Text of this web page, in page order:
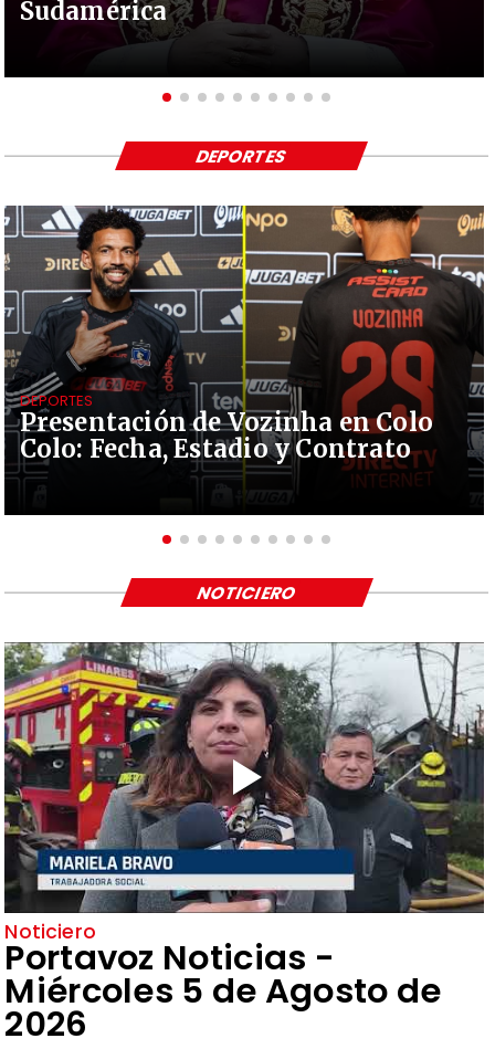
Sudamérica
Presentación de Vozinha en Colo
Colo: Fecha, Estadio y Contrato
DEPORTES
DEPORTES
Noticiero
Portavoz Noticias -
Miércoles 5 de Agosto de
2026
NOTICIERO